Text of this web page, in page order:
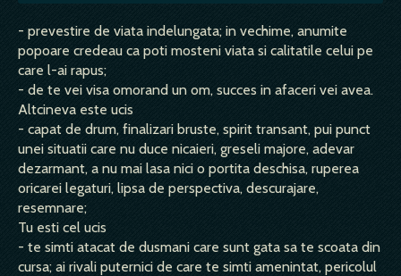
- prevestire de viata indelungata; in vechime, anumite
popoare credeau ca poti mosteni viata si calitatile celui pe
care l-ai rapus;
- de te vei visa omorand un om, succes in afaceri vei avea.
Altcineva este ucis
- capat de drum, finalizari bruste, spirit transant, pui punct
unei situatii care nu duce nicaieri, greseli majore, adevar
dezarmant, a nu mai lasa nici o portita deschisa, ruperea
oricarei legaturi, lipsa de perspectiva, descurajare,
resemnare;
Tu esti cel ucis
- te simti atacat de dusmani care sunt gata sa te scoata din
cursa; ai rivali puternici de care te simti amenintat, pericolul